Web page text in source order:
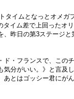
タイムとなっとオメガ
イム差で上回ったオ
、昨日の第3ステージと
ド・フランスで、この
気分がいい。》と言及
あとはゴッシー君にが